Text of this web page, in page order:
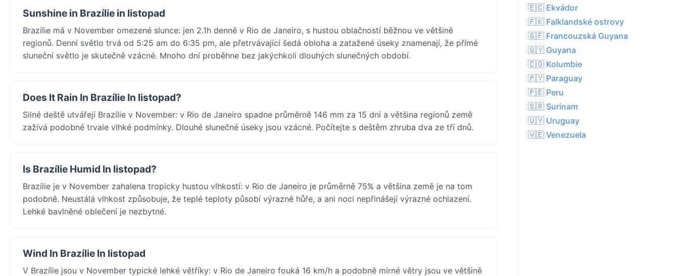
Sunshine in Brazílie in listopad
Brazílie má v November omezené slunce: jen 2.1h denně v Rio de Janeiro, s hustou oblačností běžnou ve většině
regionů. Denní světlo trvá od 5:25 am do 6:35 pm, ale přetrvávající šedá obloha a zatažené úseky znamenají, že přímé
sluneční světlo je skutečně vzácné. Mnoho dní proběhne bez jakýchkoli dlouhých slunečných období.
Does It Rain In Brazílie In listopad?
Silné deště utvářejí Brazílie v November: v Rio de Janeiro spadne průměrně 146 mm za 15 dní a většina regionů země
zažívá podobné trvale vlhké podmínky. Dlouhé slunečné úseky jsou vzácné. Počítejte s deštěm zhruba dva ze tří dnů.
Is Brazílie Humid In listopad?
Brazílie je v November zahalena tropicky hustou vlhkostí: v Rio de Janeiro je průměrně 75% a většina země je na tom
podobně. Neustálá vlhkost způsobuje, že teplé teploty působí výrazně hůře, a ani noci nepřinášejí výrazné ochlazení.
Lehké bavlněné oblečení je nezbytné.
Wind In Brazílie In listopad
V Brazílie jsou v November typické lehké větříky: v Rio de Janeiro fouká 16 km/h a podobně mírné větry jsou ve většině
🇪🇨 Ekvádor
🇫🇰 Falklandské ostrovy
🇬🇫 Francouzská Guyana
🇬🇾 Guyana
🇨🇴 Kolumbie
🇵🇾 Paraguay
🇵🇪 Peru
🇸🇷 Surinam
🇺🇾 Uruguay
🇻🇪 Venezuela